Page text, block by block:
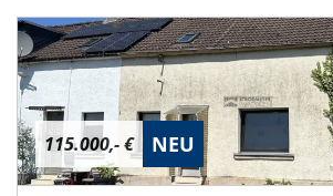
115.000,- € NEU